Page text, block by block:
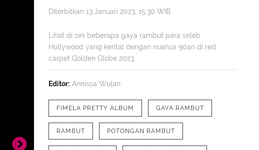
Diterbitkan 13 Januari 2023, 15:30 WIB
Lihat di sini beberapa gaya rambut para seleb
Hollywood yang kental dengan nuansa 90an di red
carpet Golden Globe 2023.
Editor: Annissa Wulan
FIMELA PRETTY ALBUM GAYA RAMBUT
RAMBUT POTONGAN RAMBUT